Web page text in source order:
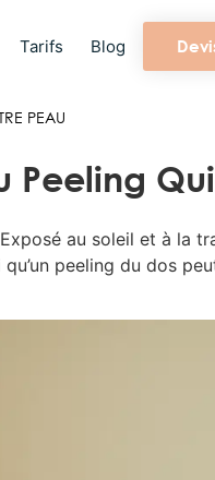
Tarifs Blog
PEAU
Peeling
au soleil et à la
peeling du dos